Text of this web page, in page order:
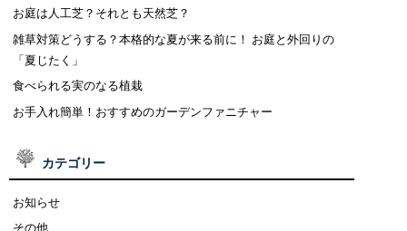
お庭は人工芝？それとも天然芝？
雑草対策どうする？本格的な夏が来る前に！ お庭と外回りの
「夏じたく」
食べられる実のなる植栽
お手入れ簡単！おすすめのガーデンファニチャー
カテゴリー
お知らせ
その他